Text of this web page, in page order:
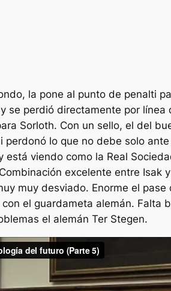
la pone al punto de penalti
perdió directamente por
Sorloth. Con un sello, el del
lo que no debe solo
viendo como la Real
excelente entre Isak
muy desviado. Enorme el
el guardameta alemán. Falta
el alemán Ter Stegen.